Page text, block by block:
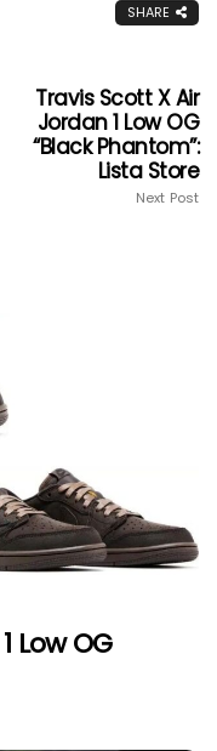
SHARE
Travis Scott X Air
Jordan 1 Low OG
“Black Phantom”:
Lista Store
Next Post
Low OG